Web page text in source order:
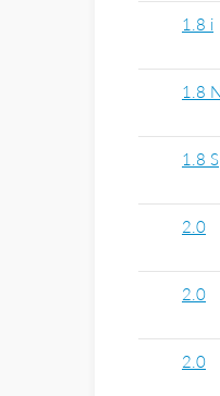
1.8 i
1.8 N
1.8 S
2.0
2.0
2.0